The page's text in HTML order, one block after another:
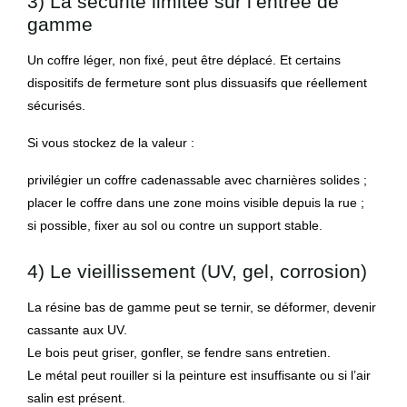
gamme
Un coffre léger, non fixé, peut être déplacé. Et certains
dispositifs de fermeture sont plus dissuasifs que réellement
sécurisés.
Si vous stockez de la valeur :
privilégier un coffre cadenassable avec charnières solides ;
placer le coffre dans une zone moins visible depuis la rue ;
si possible, fixer au sol ou contre un support stable.
4) Le vieillissement (UV, gel, corrosion)
La résine bas de gamme peut se ternir, se déformer, devenir
cassante aux UV.
Le bois peut griser, gonfler, se fendre sans entretien.
Le métal peut rouiller si la peinture est insuffisante ou si l’air
salin est présent.